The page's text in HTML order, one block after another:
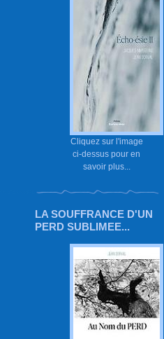
Cliquez sur l'image
ci-dessus pour en
savoir plus...
LA SOUFFRANCE D'UN
PERD SUBLIMEE...